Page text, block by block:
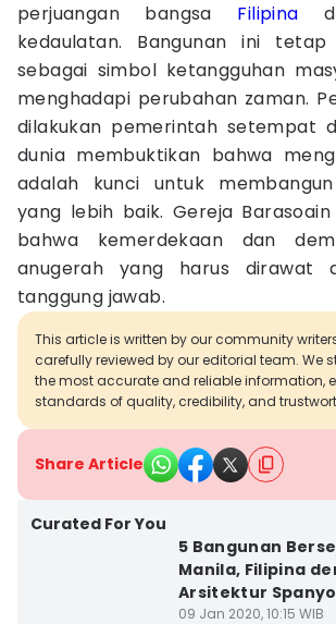
perjuangan bangsa Filipina
kedaulatan. Bangunan ini
sebagai simbol ketangguhan
menghadapi perubahan zaman.
dilakukan pemerintah setempat
dunia membuktikan bahwa
adalah kunci untuk
yang lebih baik. Gereja
bahwa kemerdekaan dan
anugerah yang harus dirawat
tanggung jawab.
This article is written by our community
carefully reviewed by our editorial team. We
the most accurate and reliable information,
standards of quality, credibility, and
Share Article
Curated For You
5 Bangunan
Manila, Filipina
Arsitektur
09 Jan 2020, 10:15 WIB